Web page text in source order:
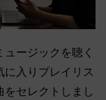
ージックを聴く
入りプレイリス
をセレクトしまし